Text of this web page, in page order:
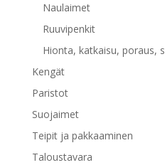
Naulaimet
Ruuvipenkit
Hionta, katkaisu, poraus,
Kengät
Paristot
Suojaimet
Teipit ja pakkaaminen
Taloustavara